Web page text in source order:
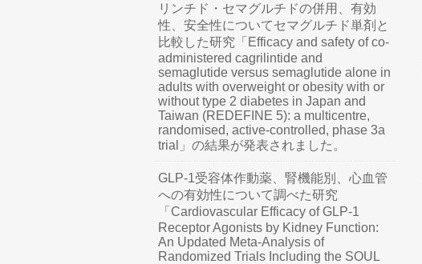
リンチド・セマグルチドの併用、有効
性、安全性についてセマグルチド単剤と
比較した研究「Efficacy and safety of co-
administered cagrilintide and
semaglutide versus semaglutide alone in
adults with overweight or obesity with or
without type 2 diabetes in Japan and
Taiwan (REDEFINE 5): a multicentre,
randomised, active-controlled, phase 3a
trial」の結果が発表されました。
GLP-1受容体作動薬、腎機能別、心血管
への有効性について調べた研究
「Cardiovascular Efficacy of GLP-1
Receptor Agonists by Kidney Function:
An Updated Meta-Analysis of
Randomized Trials Including the SOUL